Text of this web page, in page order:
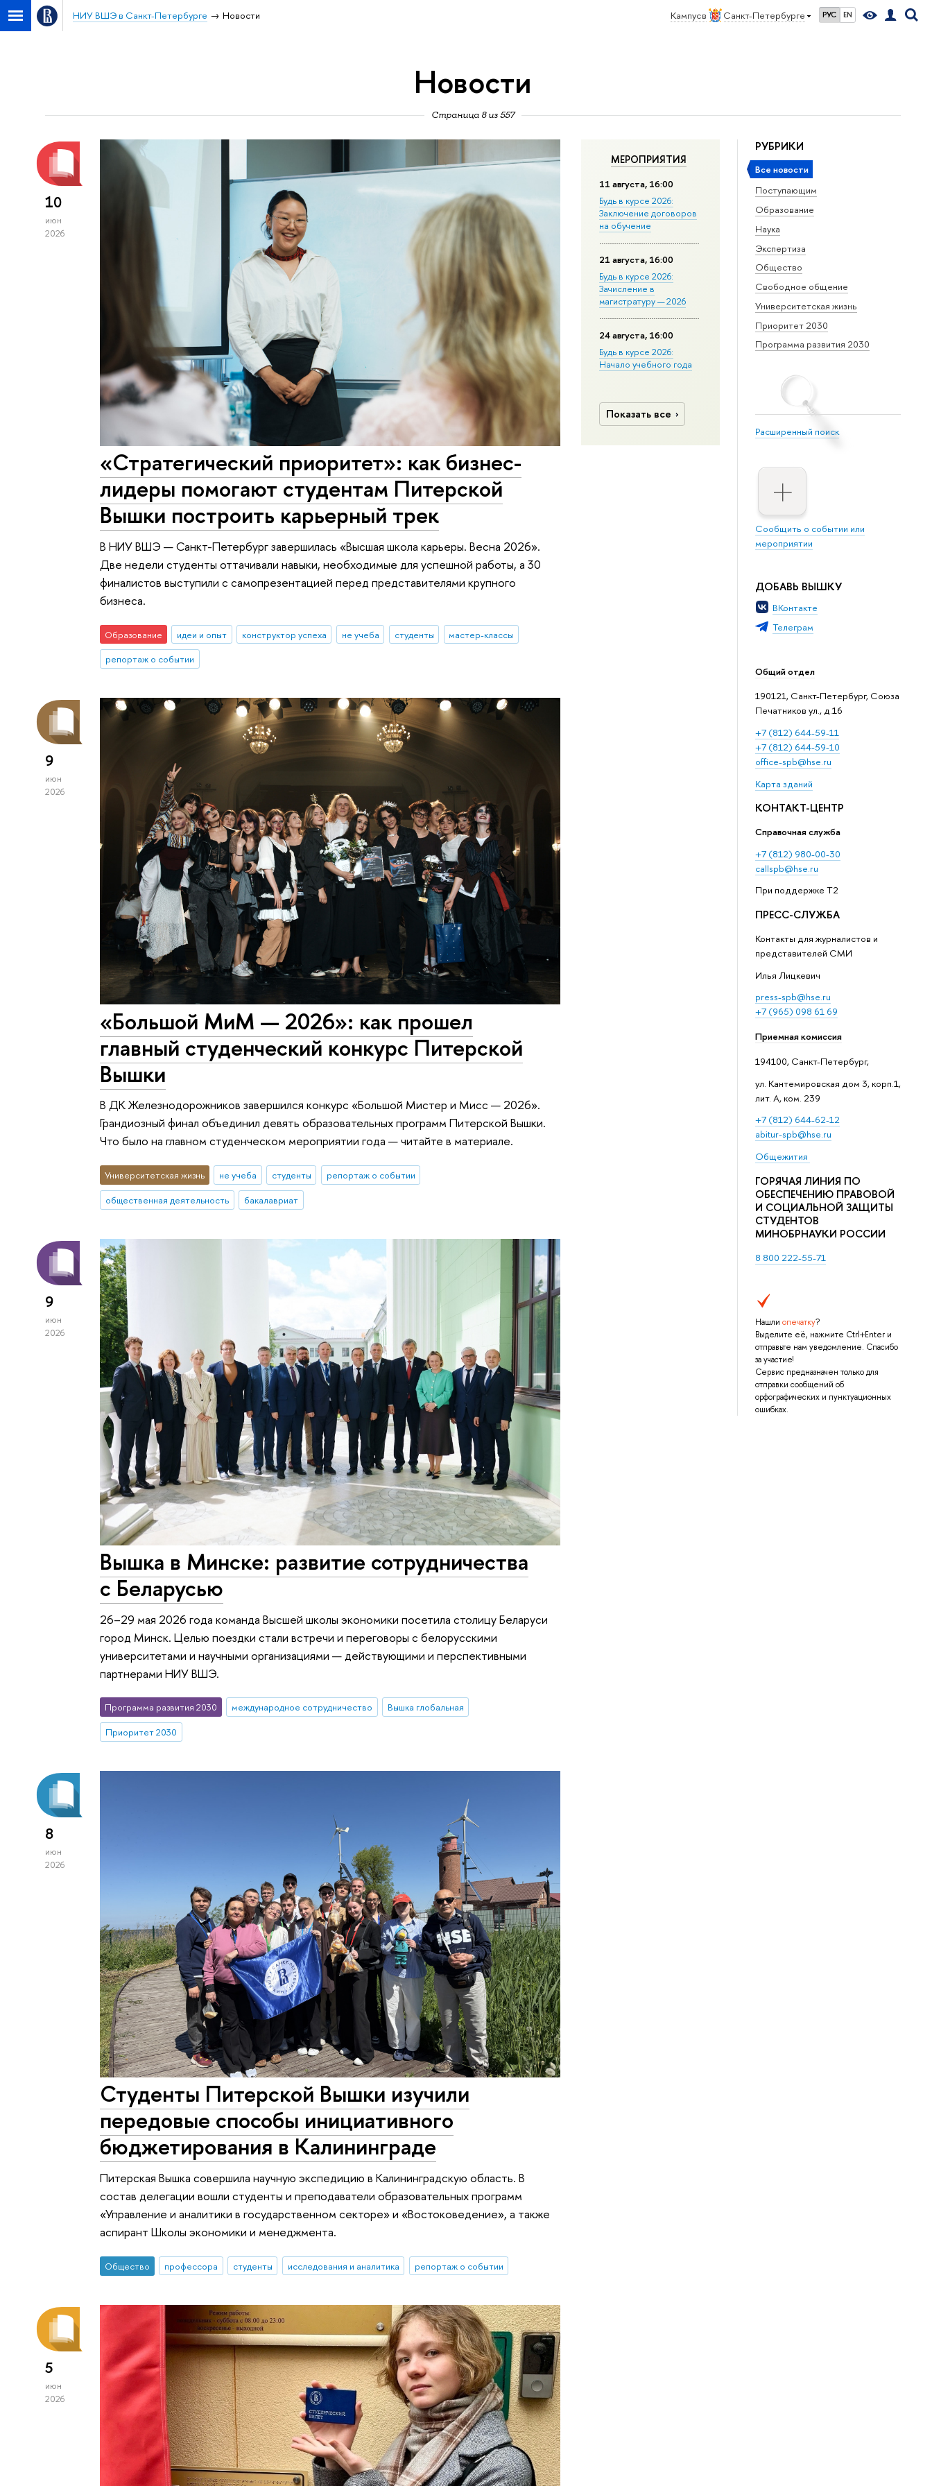
Кампус в Санкт-Петербурге РУС EN
НИУ ВШЭ в Санкт-Петербурге Новости
Новости
Страница 8 из 557
РУБРИКИ
Все новости
Поступающим
Образование
Наука
Экспертиза
Общество
Свободное общение
Университетская жизнь
Приоритет 2030
Программа развития 2030
Расширенный поиск
Сообщить о событии или
мероприятии
ДОБАВЬ ВЫШКУ
ВКонтакте
Телеграм
Общий отдел
190121, Санкт-Петербург, Союза
Печатников ул., д.16
+7 (812) 644-59-11
+7 (812) 644-59-10
office-spb@hse.ru
Карта зданий
КОНТАКТ-ЦЕНТР
Справочная служба
+7 (812) 980-00-30
callspb@hse.ru
При поддержке T2
ПРЕСС-СЛУЖБА
Контакты для журналистов и
представителей СМИ
Илья Лицкевич
press-spb@hse.ru
+7 (965) 098 61 69
Приемная комиссия
194100, Санкт-Петербург,
ул. Кантемировская дом 3, корп.1,
лит. А, ком. 239
+7 (812) 644-62-12
abitur-spb@hse.ru
Общежития
ГОРЯЧАЯ ЛИНИЯ ПО
ОБЕСПЕЧЕНИЮ ПРАВОВОЙ
И СОЦИАЛЬНОЙ ЗАЩИТЫ
СТУДЕНТОВ
МИНОБРНАУКИ РОССИИ
8 800 222-55-71
Нашли опечатку?
Выделите её, нажмите Ctrl+Enter и
отправьте нам уведомление. Спасибо
за участие!
Сервис предназначен только для
отправки сообщений об
орфографических и пунктуационных
ошибках.
МЕРОПРИЯТИЯ
11 августа, 16:00
Будь в курсе 2026:
Заключение договоров
на обучение
21 августа, 16:00
Будь в курсе 2026:
Зачисление в
магистратуру — 2026
24 августа, 16:00
Будь в курсе 2026:
Начало учебного года
Показать все
10
июн
2026
«Стратегический приоритет»: как бизнес-
лидеры помогают студентам Питерской
Вышки построить карьерный трек
В НИУ ВШЭ — Санкт-Петербург завершилась «Высшая школа карьеры. Весна 2026».
Две недели студенты оттачивали навыки, необходимые для успешной работы, а 30
финалистов выступили с самопрезентацией перед представителями крупного
бизнеса.
Образование идеи и опыт конструктор успеха не учеба студенты
мастер-классы
репортаж о событии
9
июн
2026
«Большой МиМ — 2026»: как прошел
главный студенческий конкурс Питерской
Вышки
В ДК Железнодорожников завершился конкурс «Большой Мистер и Мисс — 2026».
Грандиозный финал объединил девять образовательных программ Питерской Вышки.
Что было на главном студенческом мероприятии года — читайте в материале.
Университетская жизнь не учеба студенты
репортаж о событии
общественная деятельность
бакалавриат
9
июн
2026
Вышка в Минске: развитие сотрудничества
с Беларусью
26–29 мая 2026 года команда Высшей школы экономики посетила столицу Беларуси
город Минск. Целью поездки стали встречи и переговоры с белорусскими
университетами и научными организациями — действующими и перспективными
партнерами НИУ ВШЭ.
Программа развития 2030 международное сотрудничество
Вышка глобальная
Приоритет 2030
8
июн
2026
Студенты Питерской Вышки изучили
передовые способы инициативного
бюджетирования в Калининграде
Питерская Вышка совершила научную экспедицию в Калининградскую область. В
состав делегации вошли студенты и преподаватели образовательных программ
«Управление и аналитики в государственном секторе» и «Востоковедение», а также
аспирант Школы экономики и менеджмента.
Общество профессора студенты исследования и аналитика репортаж о событии
5
июн
2026